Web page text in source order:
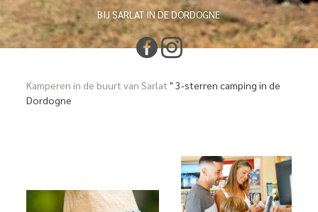
BIJ SARLAT IN DE DORDOGNE
Kamperen in de buurt van Sarlat "3-sterren camping in de
Dordogne